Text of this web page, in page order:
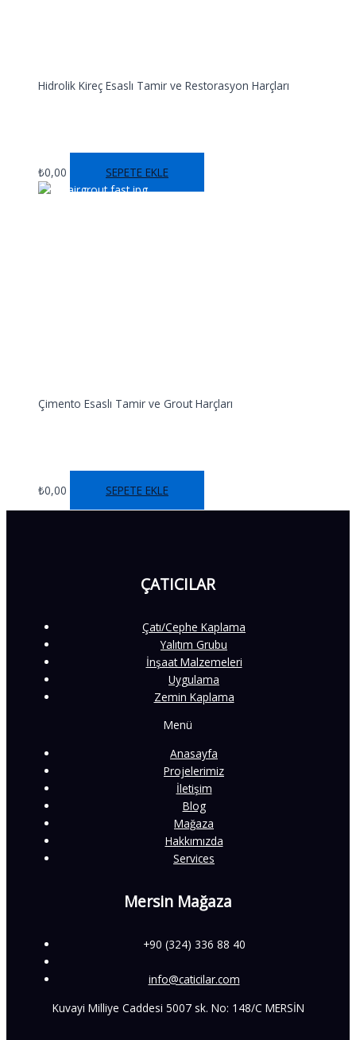
Hidrolik Kireç Esaslı Tamir ve Restorasyon Harçları
₺0,00 SEPETE EKLE
Çimento Esaslı Tamir ve Grout Harçları
₺0,00 SEPETE EKLE
ÇATICILAR
Çatı/Cephe Kaplama
Yalıtım Grubu
İnşaat Malzemeleri
Uygulama
Zemin Kaplama
Menü
Anasayfa
Projelerimiz
İletişim
Blog
Mağaza
Hakkımızda
Services
Mersin Mağaza
+90 (324) 336 88 40
info@caticilar.com
Kuvayi Milliye Caddesi 5007 sk. No: 148/C MERSİN